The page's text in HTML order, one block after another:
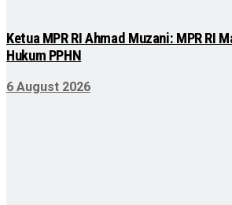
Ketua MPR RI Ahmad Muzani: MPR RI
Hukum PPHN
6 August 2026